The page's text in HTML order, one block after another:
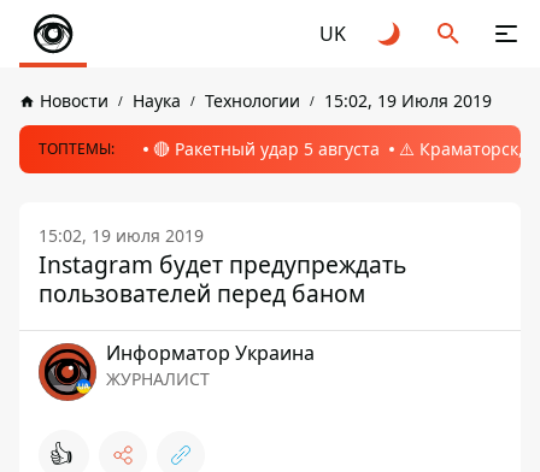
UK
Новости Наука Технологии 15:02, 19 Июля 2019
ТОПТЕМЫ: 🔴 Ракетный удар 5 августа ⚠️ Краматорск,
15:02, 19 июля 2019
Instagram будет предупреждать
пользователей перед баном
Информатор Украина
ЖУРНАЛИСТ
👍